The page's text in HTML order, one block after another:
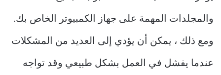
والمجلدات المهمة على جهاز الكمبيوتر الخاص بك.
ومع ذلك ، يمكن أن يؤدي إلى العديد من المشكلات
عندما يفشل في العمل بشكل طبيعي وقد تواجه